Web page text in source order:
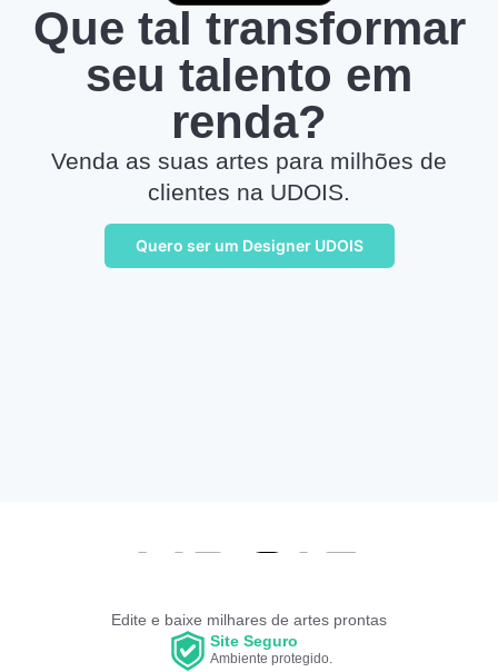
Que tal transformar
seu talento em
renda?
Venda as suas artes para milhões de
clientes na UDOIS.
Quero ser um Designer UDOIS
Edite e baixe milhares de artes prontas
Site Seguro
Ambiente protegido.